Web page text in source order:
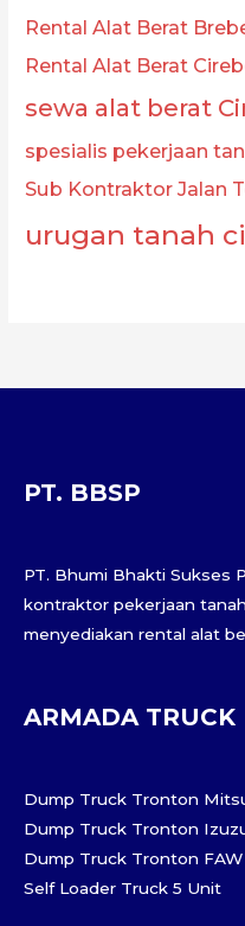
Rental Alat Berat
Rental Alat Berat
sewa alat berat
spesialis pekerjaan
Sub Kontraktor Jalan
urugan tanah
PT. BBSP
PT. Bhumi Bhakti Sukses
kontraktor pekerjaan
menyediakan rental alat
ARMADA TRUCK
Dump Truck Tronton
Dump Truck Tronton
Dump Truck Tronton FAW
Self Loader Truck 5 Unit